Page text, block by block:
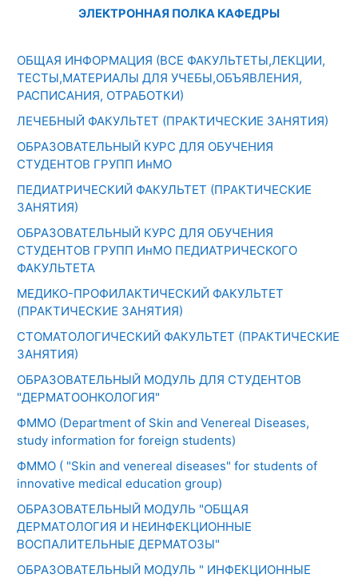
ЭЛЕКТРОННАЯ ПОЛКА КАФЕДРЫ
ОБЩАЯ ИНФОРМАЦИЯ (ВСЕ ФАКУЛЬТЕТЫ,ЛЕКЦИИ,
ТЕСТЫ,МАТЕРИАЛЫ ДЛЯ УЧЕБЫ,ОБЪЯВЛЕНИЯ,
РАСПИСАНИЯ, ОТРАБОТКИ)
ЛЕЧЕБНЫЙ ФАКУЛЬТЕТ (ПРАКТИЧЕСКИЕ ЗАНЯТИЯ)
ОБРАЗОВАТЕЛЬНЫЙ КУРС ДЛЯ ОБУЧЕНИЯ
СТУДЕНТОВ ГРУПП ИнМО
ПЕДИАТРИЧЕСКИЙ ФАКУЛЬТЕТ (ПРАКТИЧЕСКИЕ
ЗАНЯТИЯ)
ОБРАЗОВАТЕЛЬНЫЙ КУРС ДЛЯ ОБУЧЕНИЯ
СТУДЕНТОВ ГРУПП ИнМО ПЕДИАТРИЧЕСКОГО
ФАКУЛЬТЕТА
МЕДИКО-ПРОФИЛАКТИЧЕСКИЙ ФАКУЛЬТЕТ
(ПРАКТИЧЕСКИЕ ЗАНЯТИЯ)
СТОМАТОЛОГИЧЕСКИЙ ФАКУЛЬТЕТ (ПРАКТИЧЕСКИЕ
ЗАНЯТИЯ)
ОБРАЗОВАТЕЛЬНЫЙ МОДУЛЬ ДЛЯ СТУДЕНТОВ
"ДЕРМАТООНКОЛОГИЯ"
ФММО (Department of Skin and Venereal Diseases,
study information for foreign students)
ФММО ( "Skin and venereal diseases" for students of
innovative medical education group)
ОБРАЗОВАТЕЛЬНЫЙ МОДУЛЬ "ОБЩАЯ
ДЕРМАТОЛОГИЯ И НЕИНФЕКЦИОННЫЕ
ВОСПАЛИТЕЛЬНЫЕ ДЕРМАТОЗЫ"
ОБРАЗОВАТЕЛЬНЫЙ МОДУЛЬ " ИНФЕКЦИОННЫЕ